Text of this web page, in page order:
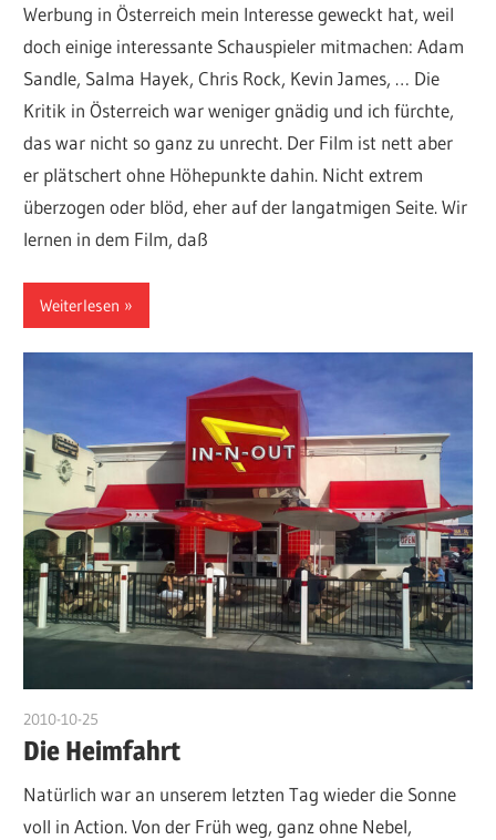
Werbung in Österreich mein Interesse geweckt hat, weil
doch einige interessante Schauspieler mitmachen: Adam
Sandle, Salma Hayek, Chris Rock, Kevin James, … Die
Kritik in Österreich war weniger gnädig und ich fürchte,
das war nicht so ganz zu unrecht. Der Film ist nett aber
er plätschert ohne Höhepunkte dahin. Nicht extrem
überzogen oder blöd, eher auf der langatmigen Seite. Wir
lernen in dem Film, daß
Weiterlesen
2010-10-25
Die Heimfahrt
Natürlich war an unserem letzten Tag wieder die Sonne
voll in Action. Von der Früh weg, ganz ohne Nebel,